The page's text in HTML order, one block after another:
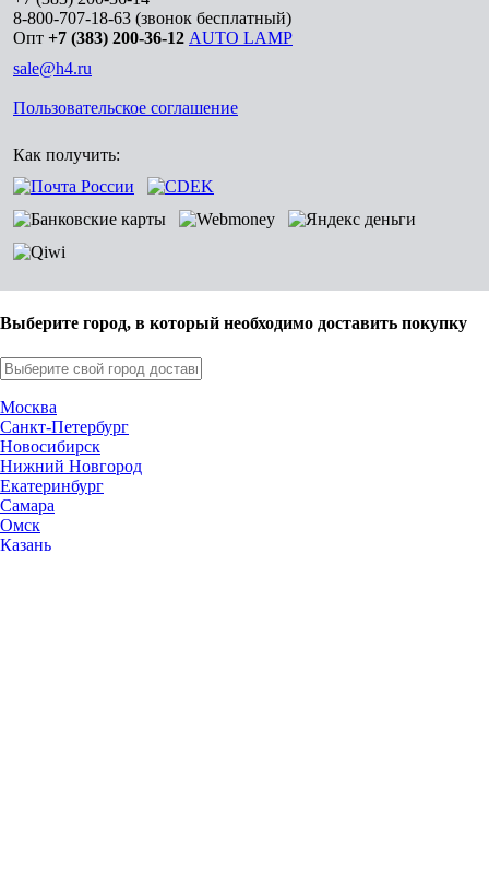
8-800-707-18-63 (звонок бесплатный)
Опт +7 (383) 200-36-12 AUTO LAMP
sale@h4.ru
Пользовательское соглашение
Как получить:
Выберите город, в который необходимо доставить покупку
Москва
Санкт-Петербург
Новосибирск
Нижний Новгород
Екатеринбург
Самара
Омск
Казань